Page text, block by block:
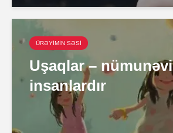
ÜRƏYİMİN SƏSİ
Uşaqlar – nümunəvi
insanlardır